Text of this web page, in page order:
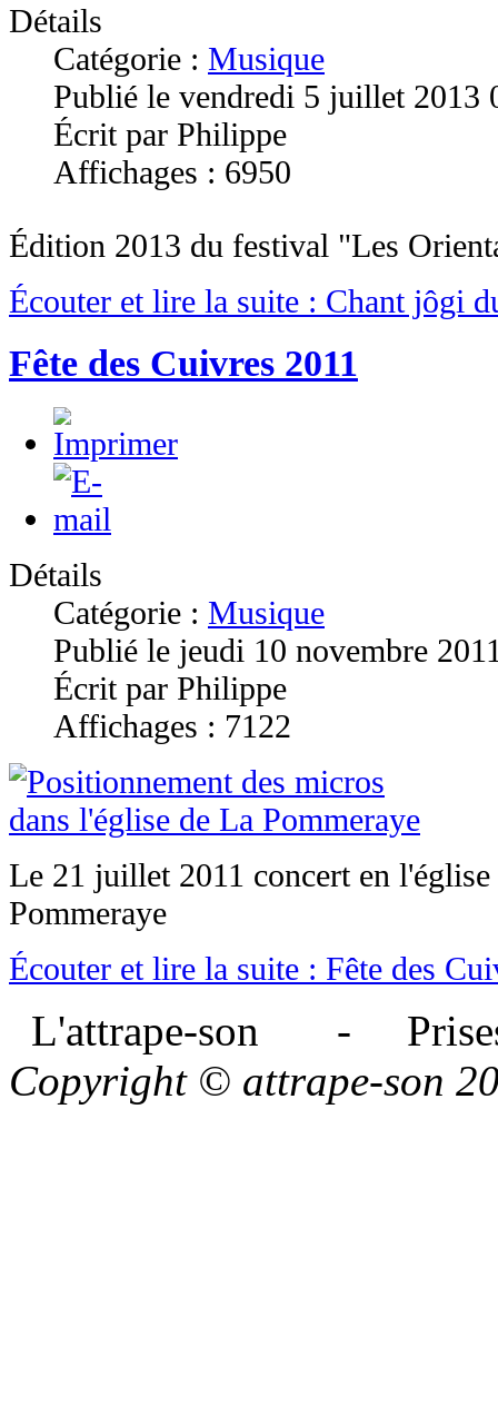
Détails
Catégorie : Musique
Publié le vendredi 5 juillet 2013
Écrit par Philippe
Affichages : 6950
Édition 2013 du festival "Les
Écouter et lire la suite : Chant jôgi
Fête des Cuivres 2011
Détails
Catégorie : Musique
Publié le jeudi 10 novembre
Écrit par Philippe
Affichages : 7122
Le 21 juillet 2011 concert en
Pommeraye
Écouter et lire la suite : Fête des
L'attrape-son -
Copyright © attrape-son